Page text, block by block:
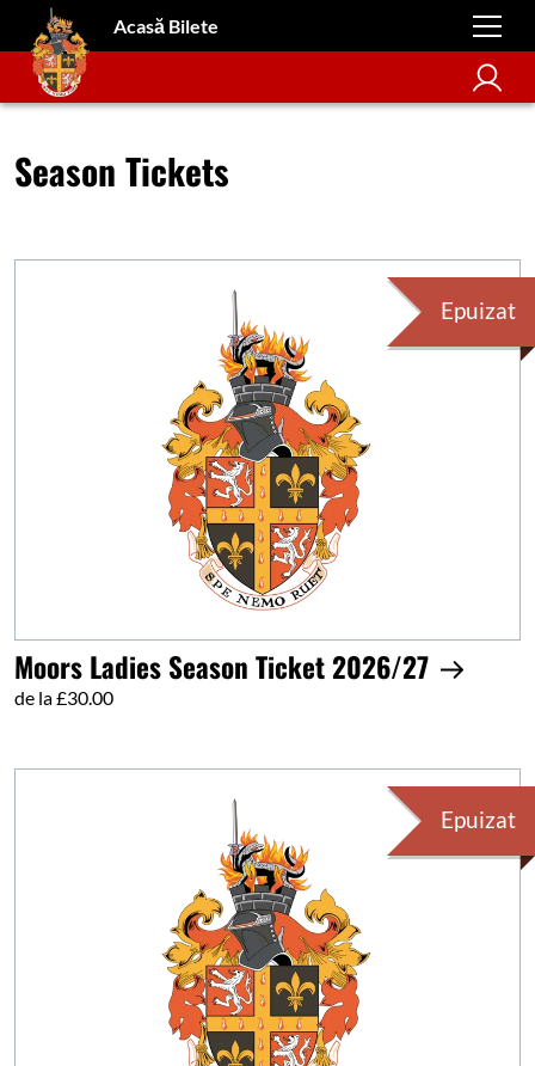
Acasă Bilete
Season Tickets
Epuizat
Moors Ladies Season Ticket 2026/27
de la £30.00
Epuizat